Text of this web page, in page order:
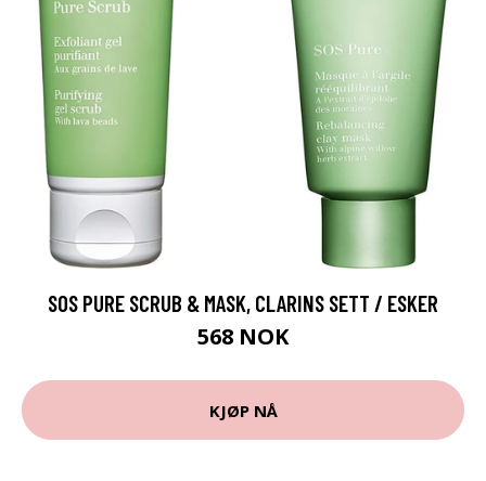
SOS PURE SCRUB & MASK, CLARINS SETT / ESKER
568 NOK
KJØP NÅ